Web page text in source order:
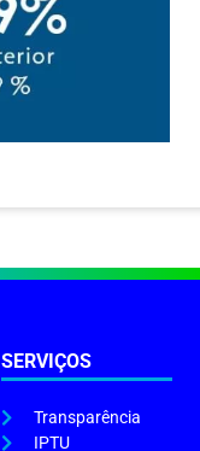
SERVIÇOS
Transparência
IPTU